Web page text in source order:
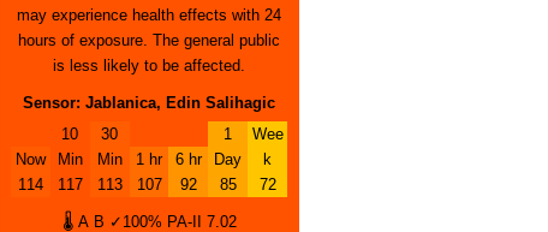
may experience health effects with 24
hours of exposure. The general public
is less likely to be affected.
Sensor: Jablanica, Edin Salihagic
Now
114
10
Min
117
30
Min
113
1 hr
107
6 hr
92
1
Day
85
Wee
k
72
🌡 A B ✓100% PA-II
7.02